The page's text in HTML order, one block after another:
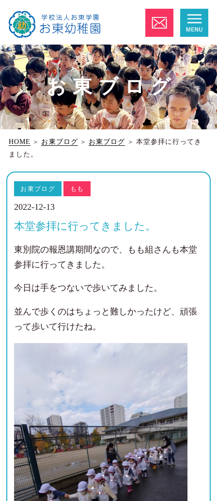
お東ブログ
HOME ＞ お東ブログ ＞ お東ブログ ＞ 本堂参拝に行ってき
ました。
お東ブログ もも
2022-12-13
本堂参拝に行ってきました。
東別院の報恩講期間なので、もも組さんも本堂
参拝に行ってきました。
今日は手をつないで歩いてみました。
並んで歩くのはちょっと難しかったけど、頑張
って歩いて行けたね。